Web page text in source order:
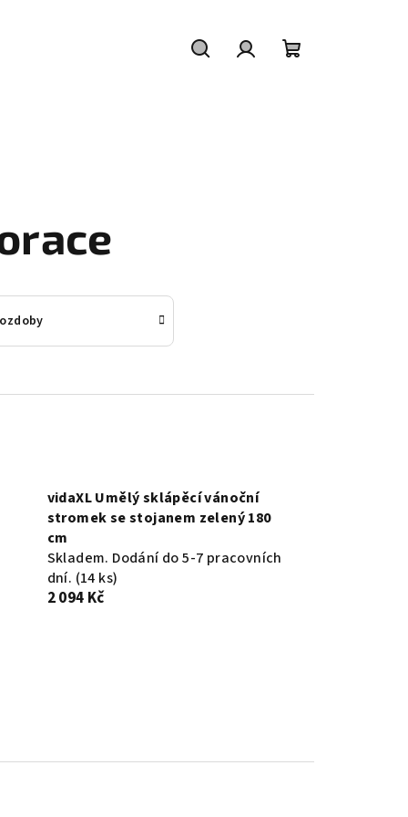
vidaXL Umělý sklápěcí vánoční
stromek se stojanem zelený 180
cm
Skladem. Dodání do 5-7 pracovních
dní. (14 ks)
2 094 Kč